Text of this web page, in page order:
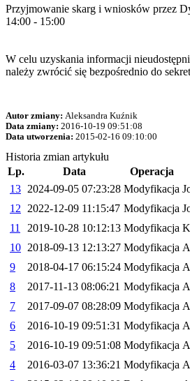
Przyjmowanie skarg i wniosków przez
14:00 - 15:00
W celu uzyskania informacji
należy zwrócić się bezpośrednio do
Autor zmiany: Aleksandra Kuźnik
Data zmiany: 2016-10-19 09:51:08
Data utworzenia: 2015-02-16 09:10:00
Historia zmian artykułu
Lp.
Data Operacja
13 2024-09-05 07:23:28 Modyfikacja
12 2022-12-09 11:15:47 Modyfikacja
11
2019-10-28 10:12:13 Modyfikacja
10 2018-09-13 12:13:27 Modyfikacja
9
2018-04-17 06:15:24 Modyfikacja
8
2017-11-13 08:06:21 Modyfikacja
7
2017-09-07 08:28:09 Modyfikacja
6
2016-10-19 09:51:31 Modyfikacja
5
2016-10-19 09:51:08 Modyfikacja
4
2016-03-07 13:36:21 Modyfikacja